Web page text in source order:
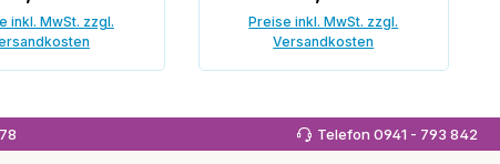
inkl. MwSt. zzgl.
Preise inkl. MwSt. zzgl.
Versandkosten
Telefon 0941 - 793 842